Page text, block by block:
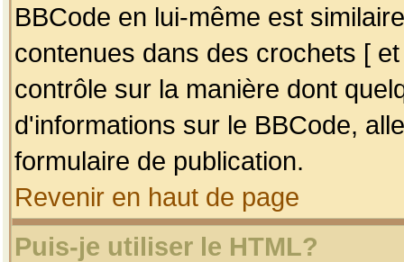
BBCode en lui-même est
contenues dans des crochets [
contrôle sur la manière dont
d'informations sur le BBCode,
formulaire de publication.
Revenir en haut de page
Puis-je utiliser le HTML?